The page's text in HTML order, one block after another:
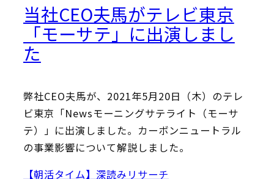
当社CEO夫馬がテレビ東京
「モーサテ」に出演しまし
た
弊社CEO夫馬が、2021年5月20日（木）のテレ
ビ東京「Newsモーニングサテライト（モーサ
テ）」に出演しました。カーボンニュートラル
の事業影響について解説しました。
【朝活タイム】深読みリサーチ